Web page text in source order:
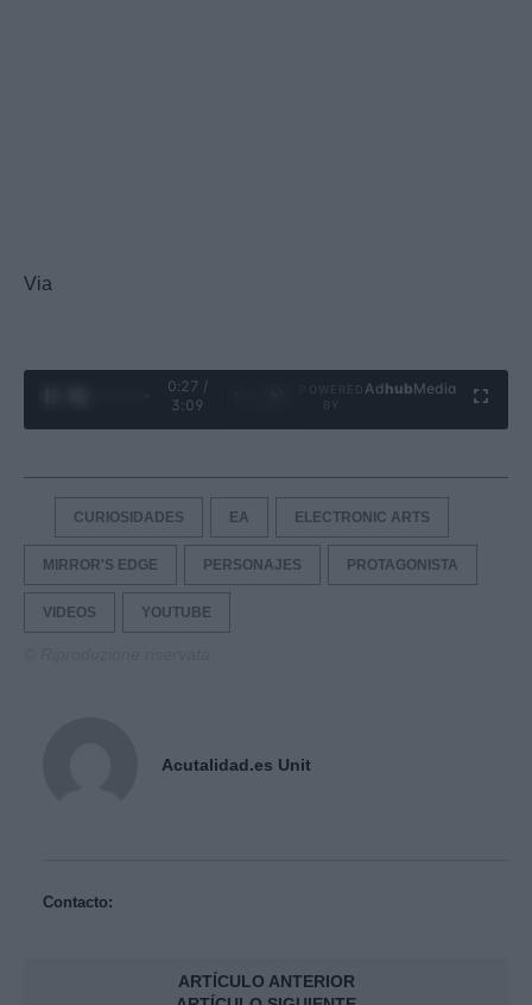
Via
0:28 /
3:09
Ad hubMedia
CURIOSIDADES EA ELECTRONIC ARTS
MIRROR'S EDGE PERSONAJES PROTAGONISTA
VIDEOS YOUTUBE
Acutalidad.es Unit
Contacto:
ARTÍCULO ANTERIOR